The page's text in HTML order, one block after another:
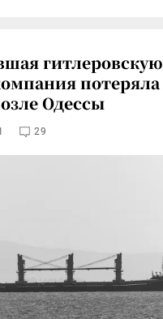
гитлеровскую
потеряла
Одессы
29